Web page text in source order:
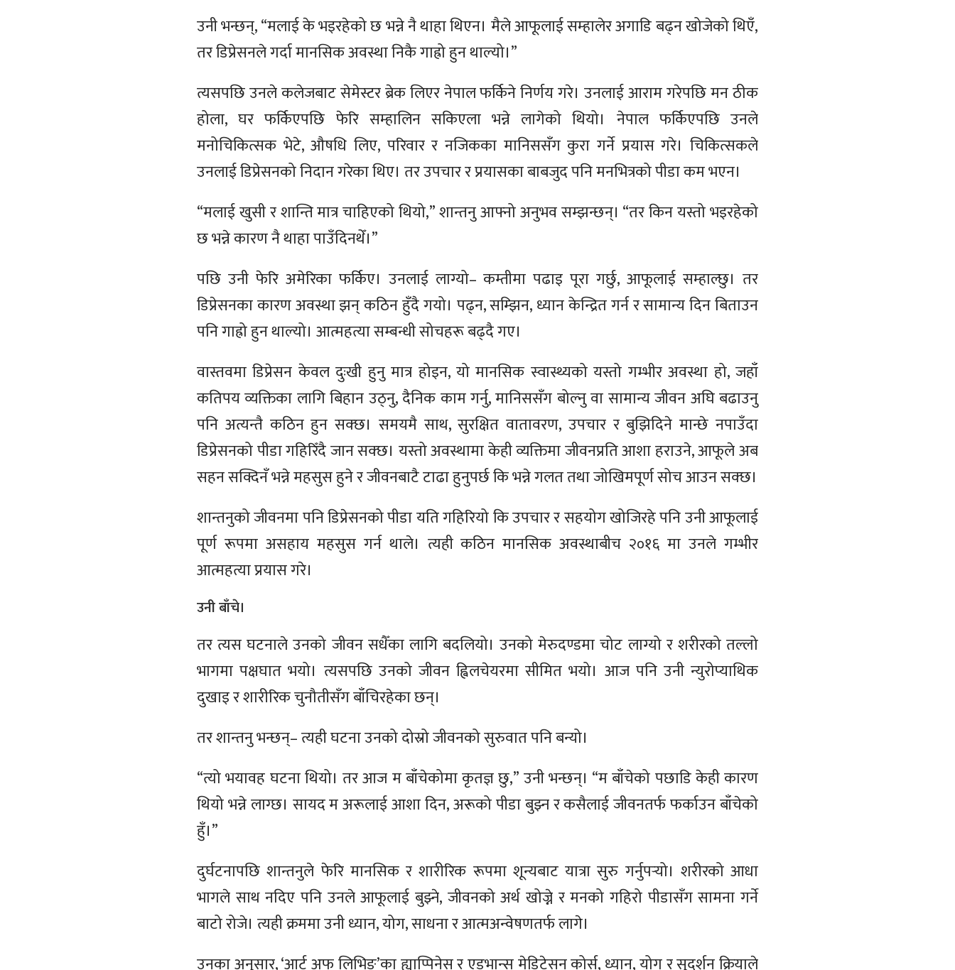
उनी भन्छन्, “मलाई के भइरहेको छ भन्ने नै थाहा थिएन। मैले आफूलाई सम्हालेर अगाडि बढ्न खोजेको थिएँ,
तर डिप्रेसनले गर्दा मानसिक अवस्था निकै गाह्रो हुन थाल्यो।”
त्यसपछि उनले कलेजबाट सेमेस्टर ब्रेक लिएर नेपाल फर्किने निर्णय गरे। उनलाई आराम गरेपछि मन ठीक
होला, घर फर्किएपछि फेरि सम्हालिन सकिएला भन्ने लागेको थियो। नेपाल फर्किएपछि उनले
मनोचिकित्सक भेटे, औषधि लिए, परिवार र नजिकका मानिससँग कुरा गर्ने प्रयास गरे। चिकित्सकले
उनलाई डिप्रेसनको निदान गरेका थिए। तर उपचार र प्रयासका बाबजुद पनि मनभित्रको पीडा कम भएन।
“मलाई खुसी र शान्ति मात्र चाहिएको थियो,” शान्तनु आफ्नो अनुभव सम्झन्छन्। “तर किन यस्तो भइरहेको
छ भन्ने कारण नै थाहा पाउँदिनथेँ।”
पछि उनी फेरि अमेरिका फर्किए। उनलाई लाग्यो– कम्तीमा पढाइ पूरा गर्छु, आफूलाई सम्हाल्छु। तर
डिप्रेसनका कारण अवस्था झन् कठिन हुँदै गयो। पढ्न, सम्झिन, ध्यान केन्द्रित गर्न र सामान्य दिन बिताउन
पनि गाह्रो हुन थाल्यो। आत्महत्या सम्बन्धी सोचहरू बढ्दै गए।
वास्तवमा डिप्रेसन केवल दुःखी हुनु मात्र होइन, यो मानसिक स्वास्थ्यको यस्तो गम्भीर अवस्था हो, जहाँ
कतिपय व्यक्तिका लागि बिहान उठ्नु, दैनिक काम गर्नु, मानिससँग बोल्नु वा सामान्य जीवन अघि बढाउनु
पनि अत्यन्तै कठिन हुन सक्छ। समयमै साथ, सुरक्षित वातावरण, उपचार र बुझिदिने मान्छे नपाउँदा
डिप्रेसनको पीडा गहिरिँदै जान सक्छ। यस्तो अवस्थामा केही व्यक्तिमा जीवनप्रति आशा हराउने, आफूले अब
सहन सक्दिनँ भन्ने महसुस हुने र जीवनबाटै टाढा हुनुपर्छ कि भन्ने गलत तथा जोखिमपूर्ण सोच आउन सक्छ।
शान्तनुको जीवनमा पनि डिप्रेसनको पीडा यति गहिरियो कि उपचार र सहयोग खोजिरहे पनि उनी आफूलाई
पूर्ण रूपमा असहाय महसुस गर्न थाले। त्यही कठिन मानसिक अवस्थाबीच २०१६ मा उनले गम्भीर
आत्महत्या प्रयास गरे।
उनी बाँचे।
तर त्यस घटनाले उनको जीवन सधैँका लागि बदलियो। उनको मेरुदण्डमा चोट लाग्यो र शरीरको तल्लो
भागमा पक्षघात भयो। त्यसपछि उनको जीवन ह्विलचेयरमा सीमित भयो। आज पनि उनी न्युरोप्याथिक
दुखाइ र शारीरिक चुनौतीसँग बाँचिरहेका छन्।
तर शान्तनु भन्छन्– त्यही घटना उनको दोस्रो जीवनको सुरुवात पनि बन्यो।
“त्यो भयावह घटना थियो। तर आज म बाँचेकोमा कृतज्ञ छु,” उनी भन्छन्। “म बाँचेको पछाडि केही कारण
थियो भन्ने लाग्छ। सायद म अरूलाई आशा दिन, अरूको पीडा बुझ्न र कसैलाई जीवनतर्फ फर्काउन बाँचेको
हुँ।”
दुर्घटनापछि शान्तनुले फेरि मानसिक र शारीरिक रूपमा शून्यबाट यात्रा सुरु गर्नुपर्‍यो। शरीरको आधा
भागले साथ नदिए पनि उनले आफूलाई बुझ्ने, जीवनको अर्थ खोज्ने र मनको गहिरो पीडासँग सामना गर्ने
बाटो रोजे। त्यही क्रममा उनी ध्यान, योग, साधना र आत्मअन्वेषणतर्फ लागे।
उनका अनुसार, ‘आर्ट अफ लिभिङ’का ह्याप्पिनेस र एडभान्स मेडिटेसन कोर्स, ध्यान, योग र सुदर्शन क्रियाले